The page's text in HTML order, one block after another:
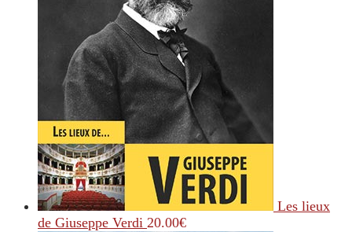
Les lieux
de Giuseppe Verdi 20.00€